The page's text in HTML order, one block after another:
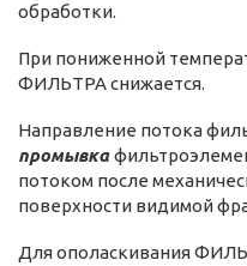
обработки.
При пониженной
ФИЛЬТРА снижается.
Направление потока
промывка
потоком после
поверхности видимой
Для ополаскивания